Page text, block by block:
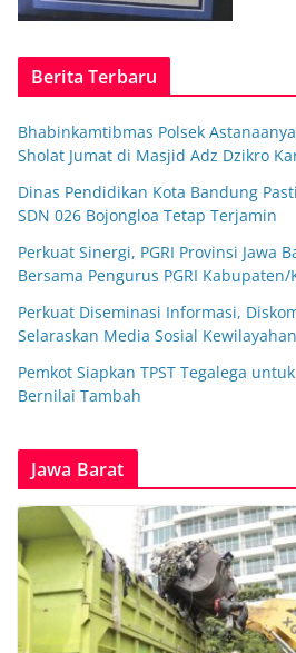
Berita Terbaru
Bhabinkamtibmas Polsek
Sholat Jumat di Masjid Adz Dzikro
Dinas Pendidikan Kota Bandung
SDN 026 Bojongloa Tetap Terjamin
Perkuat Sinergi, PGRI Provinsi Jawa
Bersama Pengurus PGRI Kabupaten/
Perkuat Diseminasi Informasi,
Selaraskan Media Sosial
Pemkot Siapkan TPST Tegalega
Bernilai Tambah
Jawa Barat